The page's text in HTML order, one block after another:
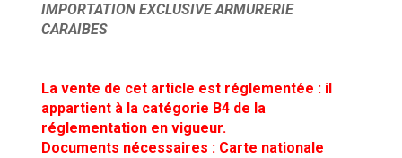
IMPORTATION EXCLUSIVE ARMURERIE
CARAIBES
La vente de cet article est réglementée : il
appartient à la catégorie B4 de la
réglementation en vigueur.
Documents nécessaires : Carte nationale